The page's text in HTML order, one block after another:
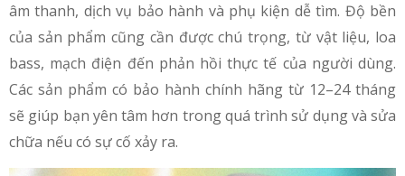
âm thanh, dịch vụ bảo hành và phụ kiện dễ tìm. Độ bền
của sản phẩm cũng cần được chú trọng, từ vật liệu, loa
bass, mạch điện đến phản hồi thực tế của người dùng.
Các sản phẩm có bảo hành chính hãng từ 12–24 tháng
sẽ giúp bạn yên tâm hơn trong quá trình sử dụng và sửa
chữa nếu có sự cố xảy ra.